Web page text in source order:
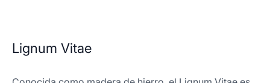
Lignum Vitae